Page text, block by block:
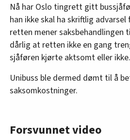
Nå har Oslo tingrett gitt
han ikke skal ha skriftlig
retten mener saksbehandlingen
dårlig at retten ikke en gang
sjåføren kjørte aktsomt eller ikke.
Unibuss ble dermed dømt til å
saksomkostninger.
Forsvunnet video